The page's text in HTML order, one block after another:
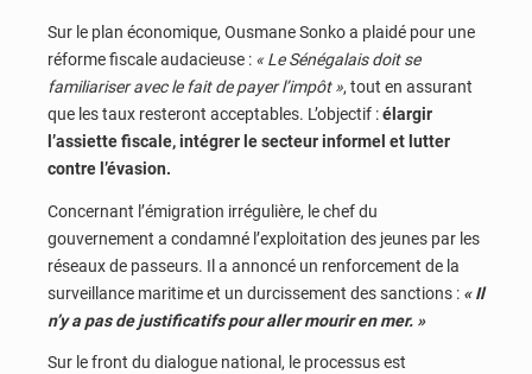
Sur le plan économique, Ousmane Sonko a plaidé pour une
réforme fiscale audacieuse : « Le Sénégalais doit se
familiariser avec le fait de payer l’impôt », tout en assurant
que les taux resteront acceptables. L’objectif :élargir
l’assiette fiscale, intégrer le secteur informel et lutter
contre l’évasion.
Concernant l’émigration irrégulière, le chef du
gouvernement a condamné l’exploitation des jeunes par les
réseaux de passeurs. Il a annoncé un renforcement de la
surveillance maritime et un durcissement des sanctions : « Il
n’y a pas de justificatifs pour aller mourir en mer. »
Sur le front du dialogue national, le processus est